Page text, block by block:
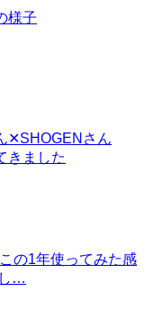
様子
✕SHOGENさん
きました
の1年使ってみた感
…